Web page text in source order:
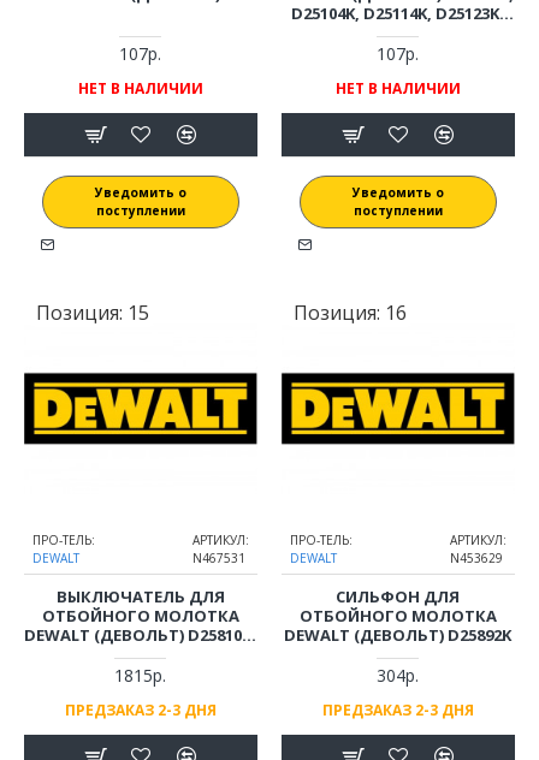
107р.
НЕТ В НАЛИЧИИ
Уведомить о
поступлении
D25104K, D25114K, D25123K,
D25124K, D25892K
107р.
НЕТ В НАЛИЧИИ
Уведомить о
поступлении
Позиция: 15
ПРО-ТЕЛЬ:
DEWALT
АРТИКУЛ:
N467531
ВЫКЛЮЧАТЕЛЬ ДЛЯ
ОТБОЙНОГО МОЛОТКА
DEWALT (ДЕВОЛЬТ) D25810K,
D25892K
1815р.
ПРЕДЗАКАЗ 2-3 ДНЯ
Позиция: 16
ПРО-ТЕЛЬ:
DEWALT
АРТИКУЛ:
N453629
СИЛЬФОН ДЛЯ
ОТБОЙНОГО МОЛОТКА
DEWALT (ДЕВОЛЬТ) D25892K
304р.
ПРЕДЗАКАЗ 2-3 ДНЯ